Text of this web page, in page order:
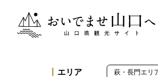
おいでませ山口へー山口県観光サイト
エリア 萩・長門エリ